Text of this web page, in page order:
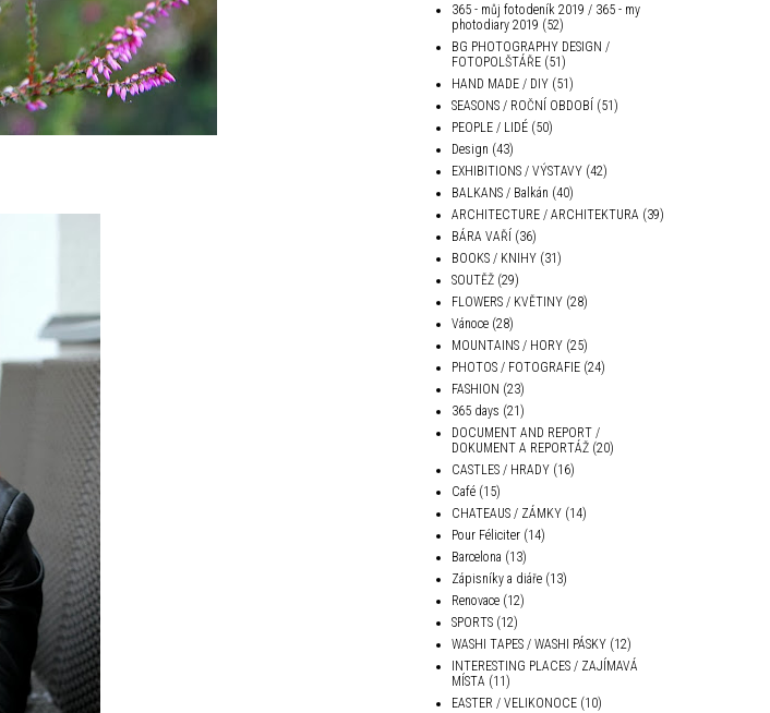
365 - můj fotodeník 2019 / 365 - my
photodiary 2019 (52)
BG PHOTOGRAPHY DESIGN /
FOTOPOLŠTÁŘE (51)
HAND MADE / DIY (51)
SEASONS / ROČNÍ OBDOBÍ (51)
PEOPLE / LIDÉ (50)
Design (43)
EXHIBITIONS / VÝSTAVY (42)
BALKANS / Balkán (40)
ARCHITECTURE / ARCHITEKTURA (39)
BÁRA VAŘÍ (36)
BOOKS / KNIHY (31)
SOUTĚŽ (29)
FLOWERS / KVĚTINY (28)
Vánoce (28)
MOUNTAINS / HORY (25)
PHOTOS / FOTOGRAFIE (24)
FASHION (23)
365 days (21)
DOCUMENT AND REPORT /
DOKUMENT A REPORTÁŽ (20)
CASTLES / HRADY (16)
Café (15)
CHATEAUS / ZÁMKY (14)
Pour Féliciter (14)
Barcelona (13)
Zápisníky a diáře (13)
Renovace (12)
SPORTS (12)
WASHI TAPES / WASHI PÁSKY (12)
INTERESTING PLACES / ZAJÍMAVÁ
MÍSTA (11)
EASTER / VELIKONOCE (10)